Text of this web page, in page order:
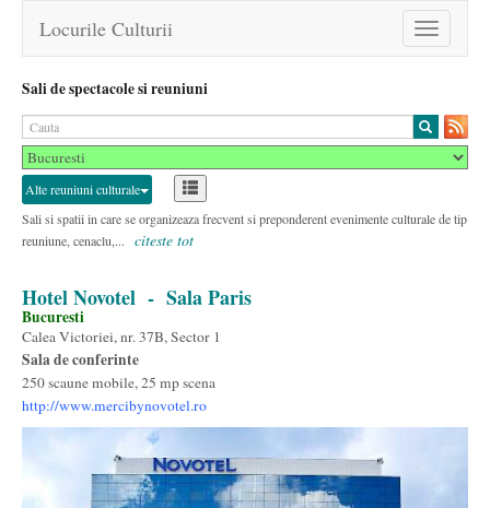
Toggle
navigation
Locurile Culturii
Sali de spectacole si reuniuni
Alte reuniuni culturale
Sali si spatii in care se organizeaza frecvent si preponderent evenimente culturale de tip
reuniune, cenaclu,...
citeste tot
Hotel Novotel - Sala Paris
Bucuresti
Calea Victoriei, nr. 37B, Sector 1
Sala de conferinte
250 scaune mobile, 25 mp scena
http://www.mercibynovotel.ro